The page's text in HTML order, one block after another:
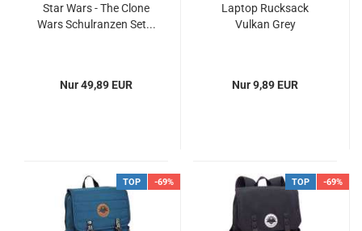
Star Wars - The Clone
Wars Schulranzen Set...
Nur 49,89 EUR
Laptop Rucksack
Vulkan Grey
Nur 9,89 EUR
TOP -69% TOP -69%